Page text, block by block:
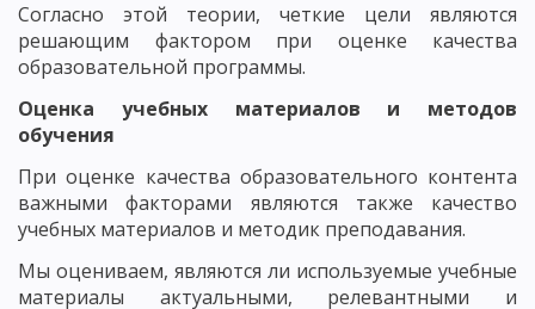
Согласно этой теории, четкие цели являются
решающим фактором при оценке качества
образовательной программы.
Оценка учебных материалов и методов
обучения
При оценке качества образовательного контента
важными факторами являются также качество
учебных материалов и методик преподавания.
Мы оцениваем, являются ли используемые учебные
материалы актуальными, релевантными и